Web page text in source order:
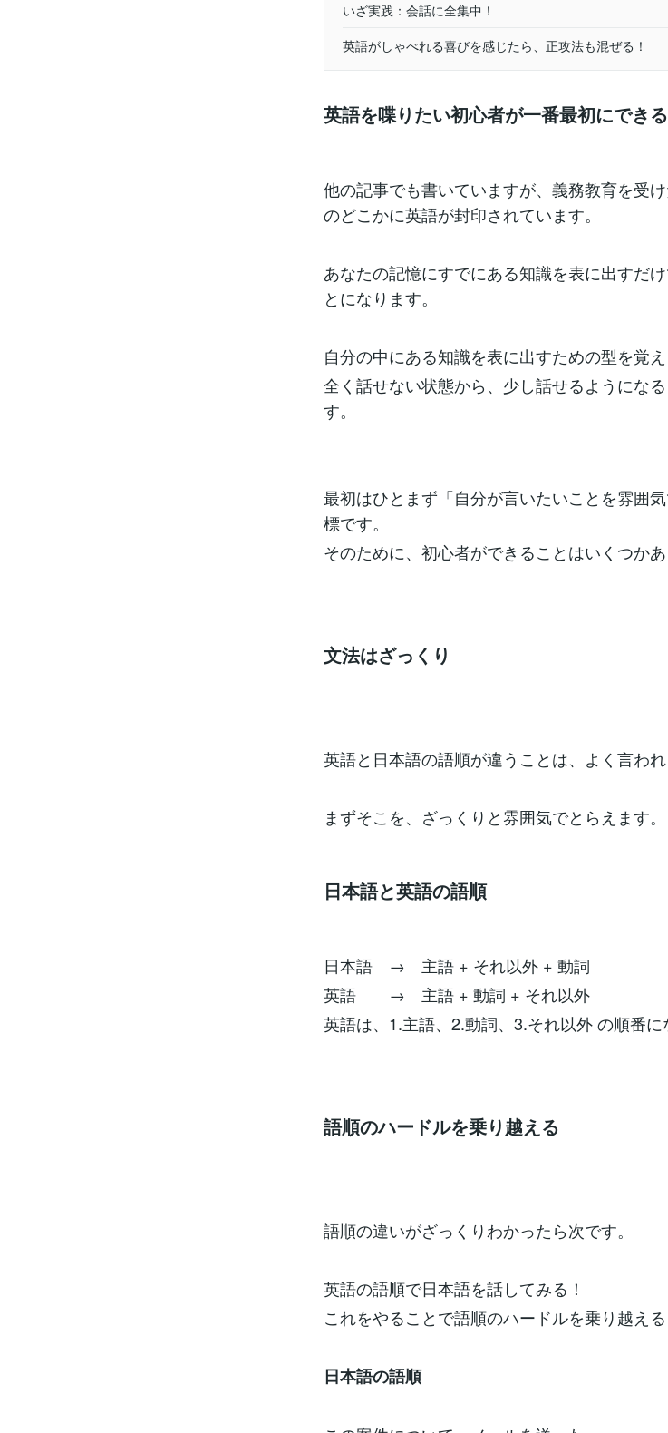
いざ実践：会話に全集中！
英語がしゃべれる喜びを感じたら、正攻法も混ぜる！
英語を喋りたい初心者が一番最初にでき
他の記事でも書いていますが、義務教育を受
のどこかに英語が封印されています。
あなたの記憶にすでにある知識を表に出すだ
とになります。
自分の中にある知識を表に出すための型を覚
全く話せない状態から、少し話せるようにな
す。
最初はひとまず「自分が言いたいことを雰囲
標です。
そのために、初心者ができることはいくつかあ
文法はざっくり
英語と日本語の語順が違うことは、よく言われ
まずそこを、ざっくりと雰囲気でとらえます。
日本語と英語の語順
日本語 → 主語 + それ以外 + 動詞
英語 → 主語 + 動詞 + それ以外
英語は、1.主語、2.動詞、3.それ以外 の順番に
語順のハードルを乗り越える
語順の違いがざっくりわかったら次です。
英語の語順で日本語を話してみる！
これをやることで語順のハードルを乗り越える
日本語の語順